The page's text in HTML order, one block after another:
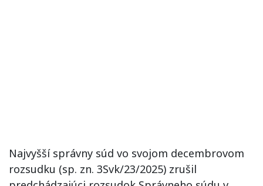
Najvyšší správny súd vo svojom decembrovom
rozsudku (sp. zn. 3Svk/23/2025) zrušil